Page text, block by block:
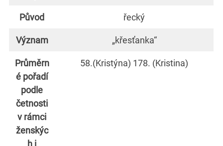
Původ řecký
Význam „křesťanka“
Průměrn
é pořadí
podle
četnosti
v rámci
ženskýc
h i
58.(Kristýna) 178. (Kristina)